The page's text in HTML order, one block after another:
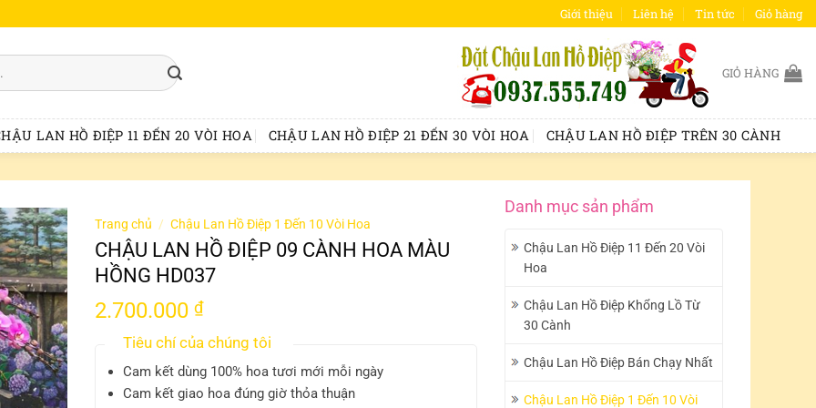
Giới thiệu Liên hệ Tin tức Giỏ hàng
GIỎ HÀNG
LAN HỒ ĐIỆP 11 ĐẾN 20 VÒI HOA CHẬU LAN HỒ ĐIỆP 21 ĐẾN 30 VÒI HOA CHẬU LAN HỒ ĐIỆP TRÊN 30 CÀNH
Danh mục sản phẩm
Chậu Lan Hồ Điệp 11 Đến 20 Vòi
Hoa
Chậu Lan Hồ Điệp Khổng Lồ Từ
30 Cành
Chậu Lan Hồ Điệp Bán Chạy Nhất
Chậu Lan Hồ Điệp 1 Đến 10 Vòi
Trang chủ / Chậu Lan Hồ Điệp 1 Đến 10 Vòi Hoa
CHẬU LAN HỒ ĐIỆP 09 CÀNH HOA MÀU
HỒNG HD037
2.700.000 ₫
Tiêu chí của chúng tôi
Cam kết dùng 100% hoa tươi mới mỗi ngày
Cam kết giao hoa đúng giờ thỏa thuận